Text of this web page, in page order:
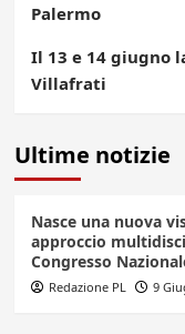
Palermo
Il 13 e 14 giugno
Villafrati
Ultime notizie
Nasce una nuova
approccio
Congresso
Redazione PL 9